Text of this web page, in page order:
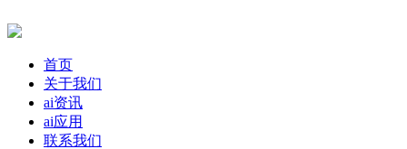
首页
关于我们
ai资讯
ai应用
联系我们